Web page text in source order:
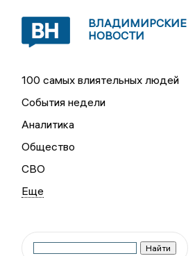
ВЛАДИМИРСКИЕ
НОВОСТИ
100 самых влиятельных людей
События недели
Аналитика
Общество
СВО